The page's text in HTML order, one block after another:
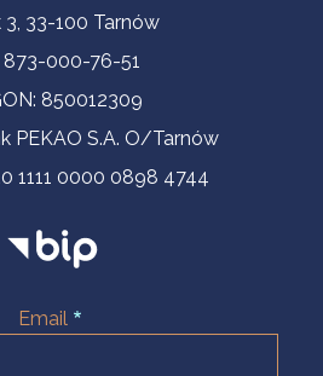
3, 33-100 Tarnów
873-000-76-51
850012309
PEKAO S.A. O/Tarnów
1111 0000 0898 4744
Email